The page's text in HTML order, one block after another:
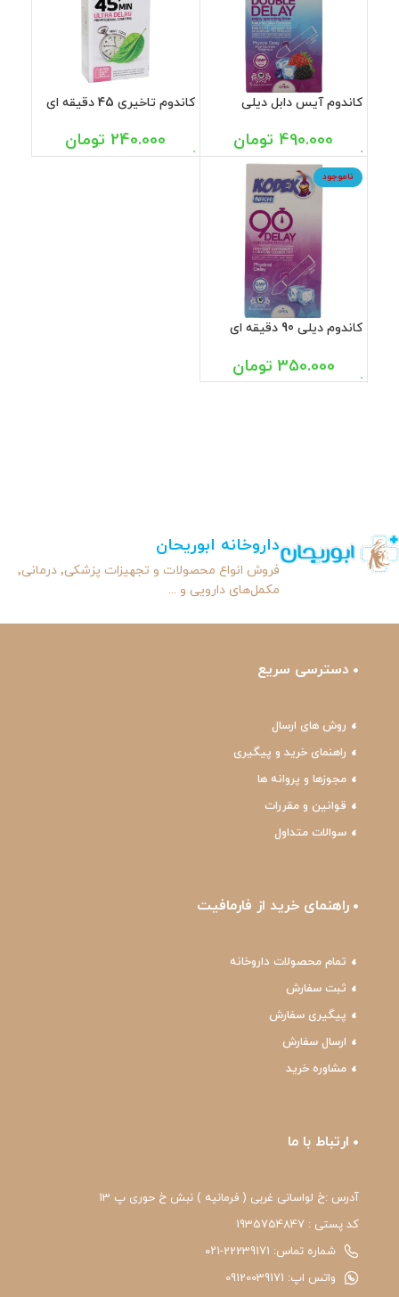
کاندوم آیس دابل دیلی
490.000 تومان
کاندوم تاخیری 45 دقیقه ای
240.000 تومان
ناموجود
کاندوم دیلی 90 دقیقه ای
350.000 تومان
داروخانه ابوریحان
فروش انواع محصولات و تجهیزات پزشکی٬ درمانی٬
مکمل‌های دارویی و ...
دسترسی سریع
روش های ارسال
راهنمای خرید و پیگیری
مجوزها و پروانه ها
قوانین و مقررات
سوالات متداول
راهنمای خرید از فارمافیت
تمام محصولات داروخانه
ثبت سفارش
پیگیری سفارش
ارسال سفارش
مشاوره خرید
ارتباط با ما
آدرس :خ لواسانی غربی ( فرمانیه ) نبش خ حوری پ 13
کد پستی : 1935754847
شماره تماس: 22239171-۰۲۱
واتس اپ: 09120039171